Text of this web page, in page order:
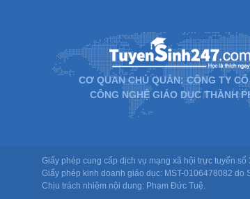
CƠ QUAN CHỦ QUẢN: CÔNG TY
CÔNG NGHỆ GIÁO DỤC THÀNH
Giấy phép cung cấp dịch vụ mạng xã hội trực tuyến
Giấy phép kinh doanh giáo dục: MST-0106478082
Chịu trách nhiệm nội dung: Phạm Đức Tuệ.